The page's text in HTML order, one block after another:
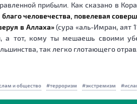
прибыли. Как сказано в
благо человечества, повелевая
в Аллаха»(сура «аль-Имран, аят
а тот, кому ты мешаешь своими
так легко глотающего
и общество терроризм экстремизм